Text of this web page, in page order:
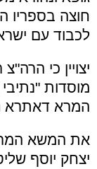
חוצה בספריו
לכבוד עם
יצויין כי
מוסדות
המרא דאתרא
את המשא
יצחק יוסף